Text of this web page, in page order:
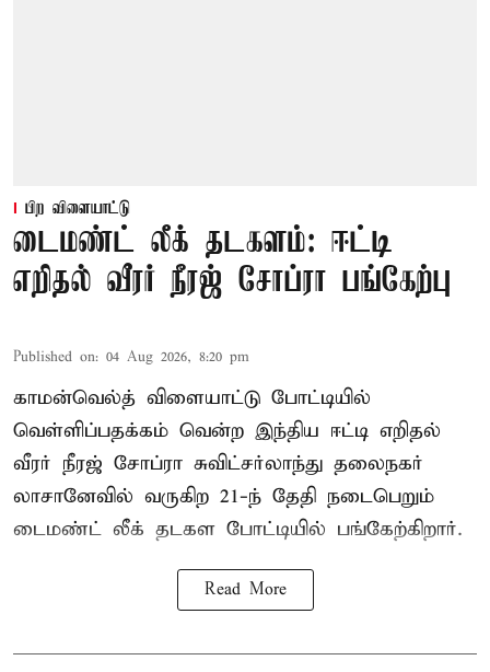
பிற விளையாட்டு
டைமண்ட் லீக் தடகளம்: ஈட்டி
எறிதல் வீரர் நீரஜ் சோப்ரா பங்கேற்பு
Published on: 04 Aug 2026, 8:20 pm
காமன்வெல்த் விளையாட்டு போட்டியில்
வெள்ளிப்பதக்கம் வென்ற இந்திய ஈட்டி எறிதல்
வீரர் நீரஜ் சோப்ரா சுவிட்சர்லாந்து தலைநகர்
லாசானேவில் வருகிற 21-ந் தேதி நடைபெறும்
டைமண்ட் லீக் தடகள போட்டியில் பங்கேற்கிறார்.
Read More